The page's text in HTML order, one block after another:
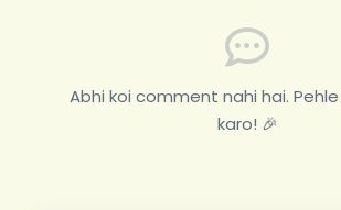
Abhi koi comment nahi hai.
karo! 🎉